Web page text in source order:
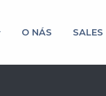
O NÁS